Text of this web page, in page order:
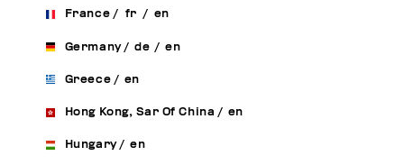
France / fr / en
Germany / de / en
Greece / en
Hong Kong, Sar Of China / en
Hungary / en